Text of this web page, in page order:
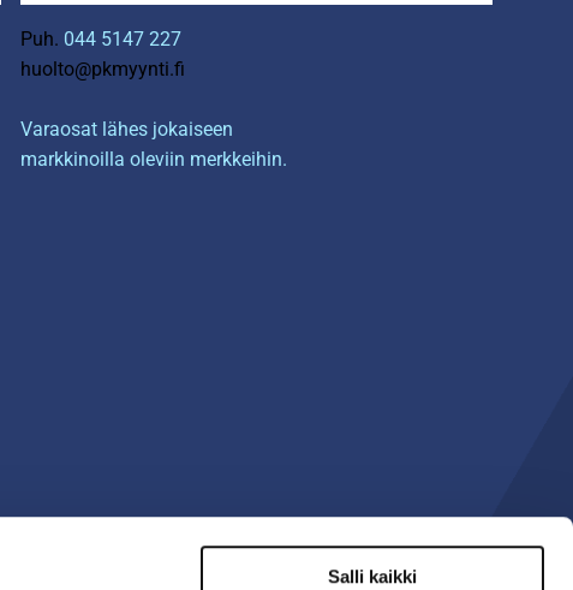
Salli kaikki
Puh. 044 5147 227
huolto@pkmyynti.fi
Varaosat lähes jokaiseen
markkinoilla oleviin merkkeihin.